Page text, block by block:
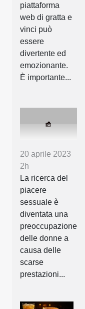
piattaforma
web di gratta e
vinci può
essere
divertente ed
emozionante.
È importante...
20 aprile 2023
2h
La ricerca del
piacere
sessuale è
diventata una
preoccupazione
delle donne a
causa delle
scarse
prestazioni...